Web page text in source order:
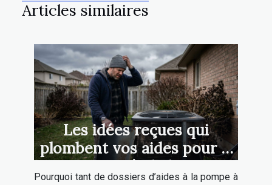
Articles similaires
Les idées reçues qui
plombent vos aides pour la
pompe à chaleur
Pourquoi tant de dossiers d’aides à la pompe à